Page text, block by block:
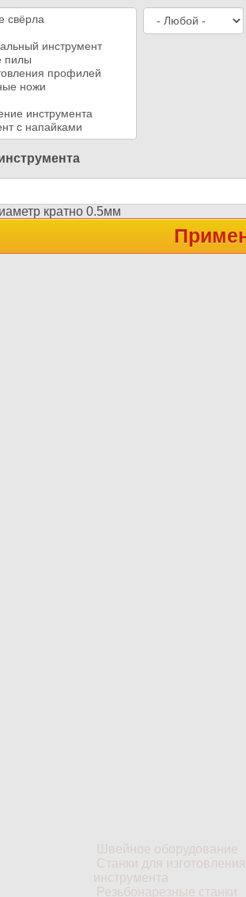
кратно 0.5мм
Швейное оборудование
Станки для изготовления
инструмента
Резьбонарезные станки